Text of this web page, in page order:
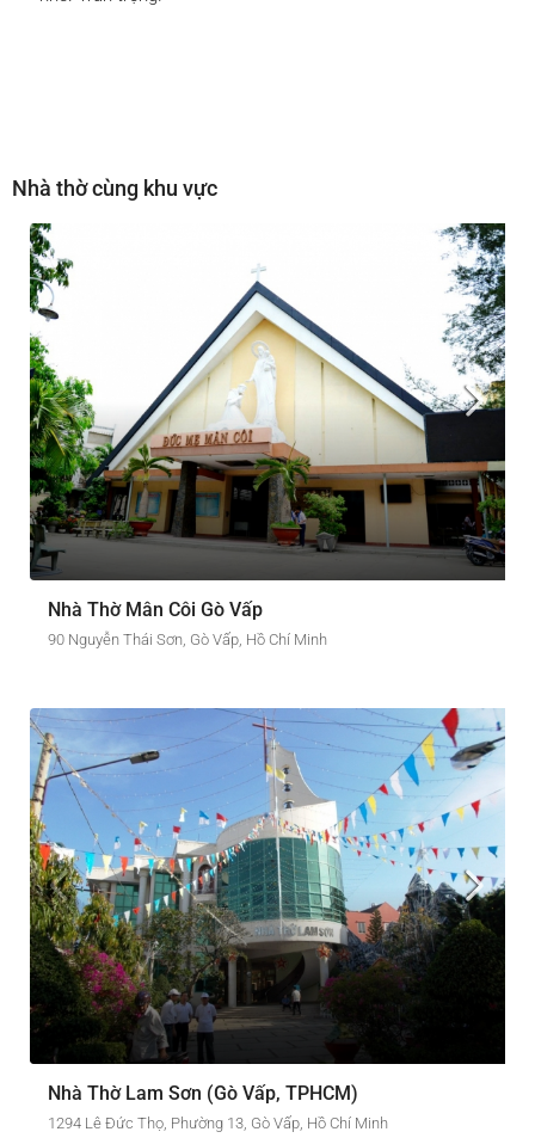
Nhà thờ cùng khu vực
Nhà Thờ Mân Côi Gò Vấp
90 Nguyễn Thái Sơn, Gò Vấp, Hồ Chí Minh
Nhà Thờ Lam Sơn (Gò Vấp, TPHCM)
1294 Lê Đức Thọ, Phường 13, Gò Vấp, Hồ Chí Minh